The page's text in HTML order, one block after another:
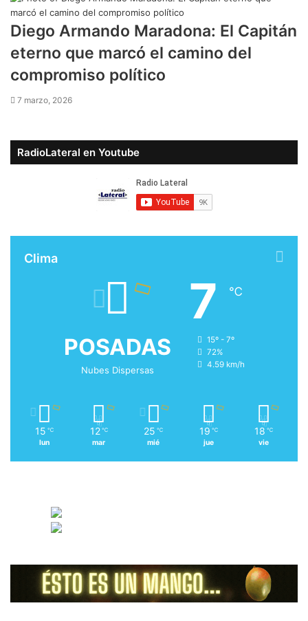
Diego Armando Maradona: El Capitán
eterno que marcó el camino del
compromiso político
7 marzo, 2026
RadioLateral en Youtube
Clima
POSADAS
Nubes Dispersas
7 ℃
15º - 7º
72%
4.59 km/h
15 ℃
lun
12 ℃
mar
25 ℃
mié
19 ℃
jue
18 ℃
vie